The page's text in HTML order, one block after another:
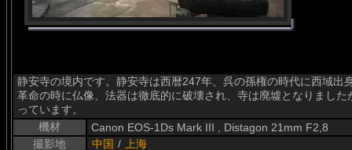
静安寺の境内です。静安寺は西暦247年、呉の孫権の時代に西域出
革命の時に仏像、法器は徹底的に破壊され、寺は廃墟となりまし
っています。
機材
Canon EOS-1Ds Mark III , Distagon 21mm F2,8
撮影地
中国 /
上海